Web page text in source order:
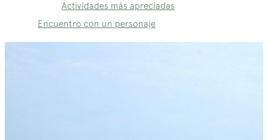
Actividades más apreciadas
Encuentro con un personaje